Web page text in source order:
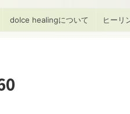
dolce healingについて ヒーリ